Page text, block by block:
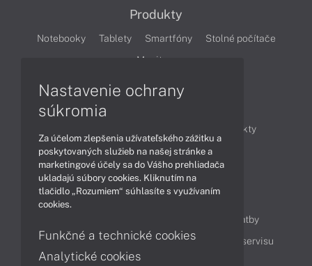
Produkty
Notebooky Tablety Smartfóny
Stolné počítače
Monitory
Produkty
Technológie
Videá
Obsah
Možnosti doručenia a platby
Podpora a servis
Servisné služby Cenník servisu
Nastavenie ochrany
súkromia
Za účelom zlepšenia užívateľského zážitku a
poskytovaných služieb na našej stránke a
marketingové účely sa do Vášho prehliadača
ukladajú súbory cookies. Kliknutím na
tlačidlo „Rozumiem“ súhlasíte s využívaním
cookies.
Funkčné a technické cookies
Analytické cookies